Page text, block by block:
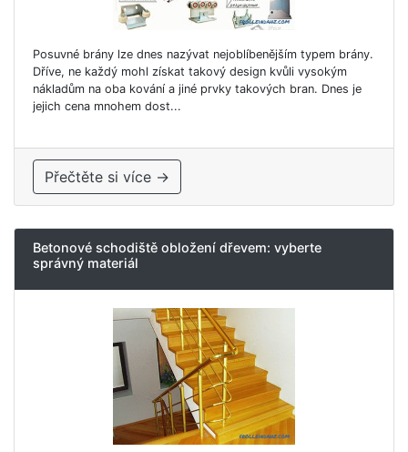
Posuvné brány lze dnes nazývat nejoblíbenějším typem brány.
Dříve, ne každý mohl získat takový design kvůli vysokým
nákladům na oba kování a jiné prvky takových bran. Dnes je
jejich cena mnohem dost...
Přečtěte si více →
Betonové schodiště obložení dřevem: vyberte
správný materiál